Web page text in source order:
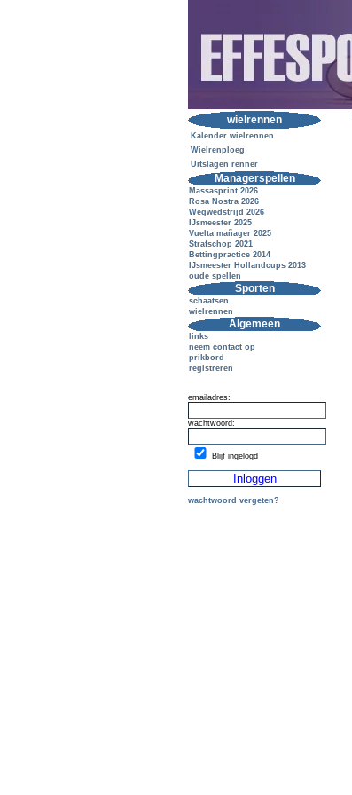
wielrennen
Kalender wielrennen
Wielrenploeg
Uitslagen renner
Managerspellen
Massasprint 2026
Rosa Nostra 2026
Wegwedstrijd 2026
IJsmeester 2025
Vuelta mañager 2025
Strafschop 2021
Bettingpractice 2014
IJsmeester Hollandcups 2013
oude spellen
Sporten
schaatsen
wielrennen
Algemeen
links
neem contact op
prikbord
registreren
emailadres:
wachtwoord:
Blijf ingelogd
wachtwoord vergeten?